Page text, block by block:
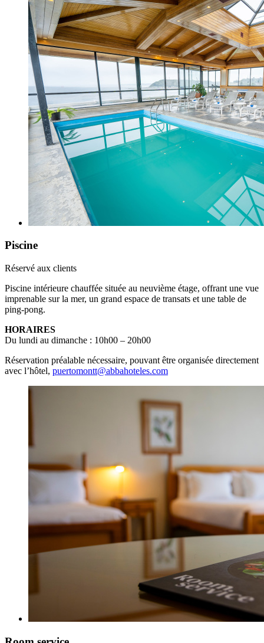
Piscine
Réservé aux clients
Piscine intérieure chauffée située au neuvième étage, offrant une vue
imprenable sur la mer, un grand espace de transats et une table de
ping-pong.
HORAIRES
Du lundi au dimanche : 10h00 – 20h00
Réservation préalable nécessaire, pouvant être organisée directement
avec l’hôtel, puertomontt@abbahoteles.com